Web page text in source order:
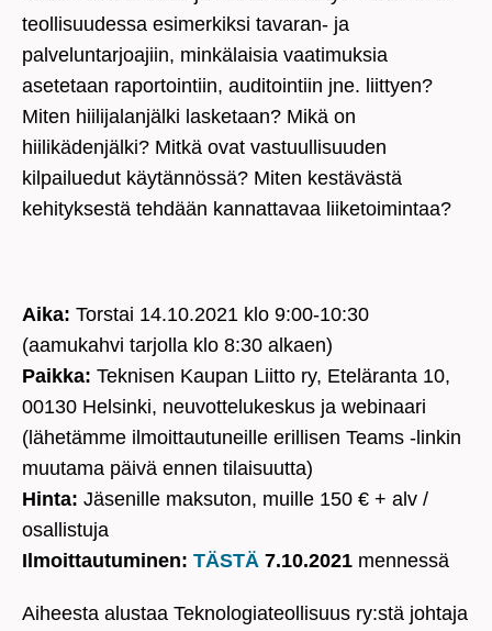
teollisuudessa esimerkiksi tavaran- ja
palveluntarjoajiin, minkälaisia vaatimuksia
asetetaan raportointiin, auditointiin jne. liittyen?
Miten hiilijalanjälki lasketaan? Mikä on
hiilikädenjälki? Mitkä ovat vastuullisuuden
kilpailuedut käytännössä? Miten kestävästä
kehityksestä tehdään kannattavaa liiketoimintaa?
Aika: Torstai 14.10.2021 klo 9:00-10:30
(aamukahvi tarjolla klo 8:30 alkaen)
Paikka: Teknisen Kaupan Liitto ry, Eteläranta 10,
00130 Helsinki, neuvottelukeskus ja webinaari
(lähetämme ilmoittautuneille erillisen Teams -linkin
muutama päivä ennen tilaisuutta)
Hinta: Jäsenille maksuton, muille 150 € + alv /
osallistuja
Ilmoittautuminen: TÄSTÄ 7.10.2021 mennessä
Aiheesta alustaa Teknologiateollisuus ry:stä johtaja